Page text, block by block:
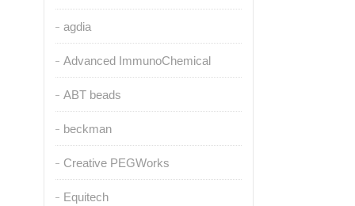
agdia
Advanced ImmunoChemical
ABT beads
beckman
Creative PEGWorks
Equitech